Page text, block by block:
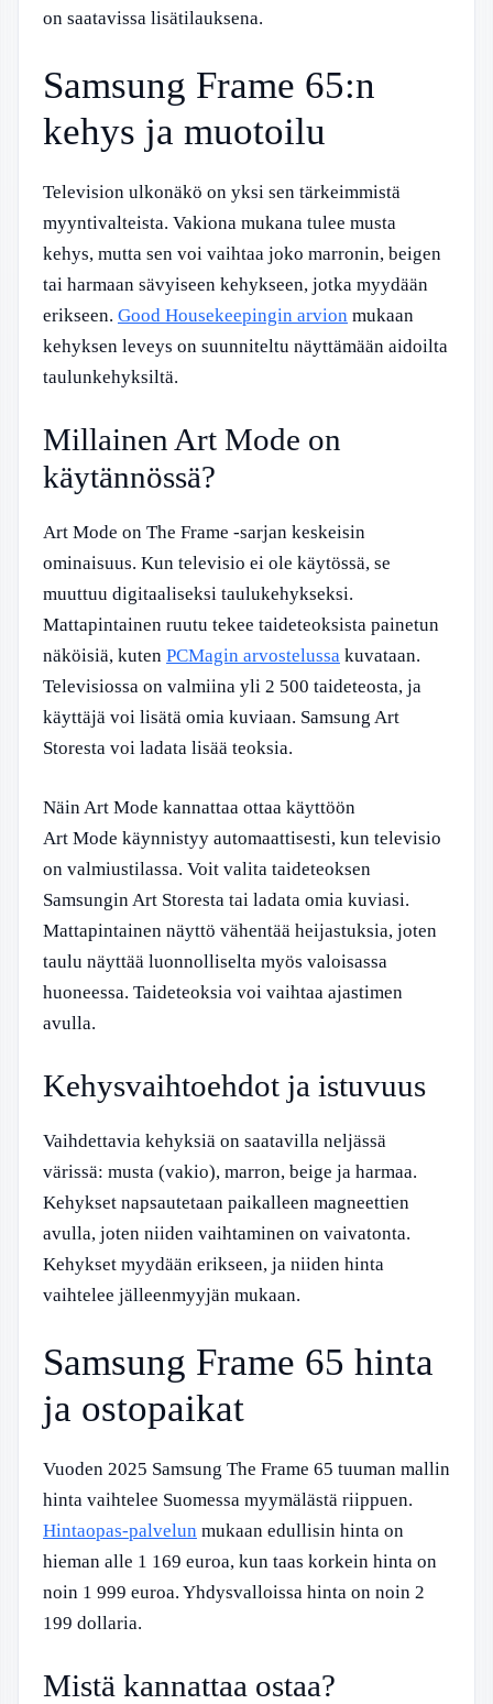
on saatavissa lisätilauksena.
Samsung Frame 65:n
kehys ja muotoilu
Television ulkonäkö on yksi sen tärkeimmistä
myyntivalteista. Vakiona mukana tulee musta
kehys, mutta sen voi vaihtaa joko marronin, beigen
tai harmaan sävyiseen kehykseen, jotka myydään
erikseen. Good Housekeepingin arvion mukaan
kehyksen leveys on suunniteltu näyttämään aidoilta
taulunkehyksiltä.
Millainen Art Mode on
käytännössä?
Art Mode on The Frame -sarjan keskeisin
ominaisuus. Kun televisio ei ole käytössä, se
muuttuu digitaaliseksi taulukehykseksi.
Mattapintainen ruutu tekee taideteoksista painetun
näköisiä, kuten PCMagin arvostelussa kuvataan.
Televisiossa on valmiina yli 2 500 taideteosta, ja
käyttäjä voi lisätä omia kuviaan. Samsung Art
Storesta voi ladata lisää teoksia.
Näin Art Mode kannattaa ottaa käyttöön
Art Mode käynnistyy automaattisesti, kun televisio
on valmiustilassa. Voit valita taideteoksen
Samsungin Art Storesta tai ladata omia kuviasi.
Mattapintainen näyttö vähentää heijastuksia, joten
taulu näyttää luonnolliselta myös valoisassa
huoneessa. Taideteoksia voi vaihtaa ajastimen
avulla.
Kehysvaihtoehdot ja istuvuus
Vaihdettavia kehyksiä on saatavilla neljässä
värissä: musta (vakio), marron, beige ja harmaa.
Kehykset napsautetaan paikalleen magneettien
avulla, joten niiden vaihtaminen on vaivatonta.
Kehykset myydään erikseen, ja niiden hinta
vaihtelee jälleenmyyjän mukaan.
Samsung Frame 65 hinta
ja ostopaikat
Vuoden 2025 Samsung The Frame 65 tuuman mallin
hinta vaihtelee Suomessa myymälästä riippuen.
Hintaopas-palvelun mukaan edullisin hinta on
hieman alle 1 169 euroa, kun taas korkein hinta on
noin 1 999 euroa. Yhdysvalloissa hinta on noin 2
199 dollaria.
Mistä kannattaa ostaa?